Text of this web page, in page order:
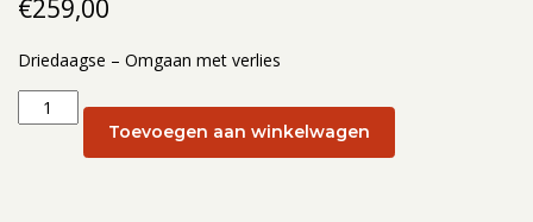
€259,00
Driedaagse – Omgaan met verlies
Driedaagse
–
Toevoegen aan winkelwagen